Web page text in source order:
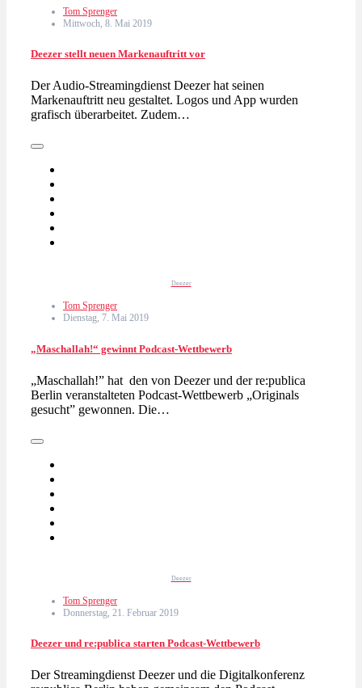
Tom Sprenger
Mittwoch, 8. Mai 2019
Deezer stellt neuen Markenauftritt vor
Der Audio-Streamingdienst Deezer hat seinen
Markenauftritt neu gestaltet. Logos und App wurden
grafisch überarbeitet. Zudem…
Deezer
Tom Sprenger
Dienstag, 7. Mai 2019
„Maschallah!“ gewinnt Podcast-Wettbewerb
„Maschallah!” hat den von Deezer und der re:publica
Berlin veranstalteten Podcast-Wettbewerb „Originals
gesucht” gewonnen. Die…
Deezer
Tom Sprenger
Donnerstag, 21. Februar 2019
Deezer und re:publica starten Podcast-Wettbewerb
Der Streamingdienst Deezer und die Digitalkonferenz